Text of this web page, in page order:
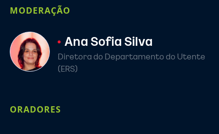
MODERAÇÃO
Ana Sofia Silva
Diretora do Departamento do Utente
(ERS)
ORADORES